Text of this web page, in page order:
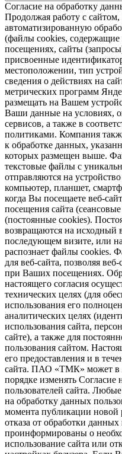
Согласие на обработку
Продолжая работу с сайтом,
автоматизированную
(файлы cookies,
посещениях, сайты
присвоенные
местоположении, тип
сведения о действиях на
метрических программ
размещать на Вашем
Ваши данные на условиях,
сервисов, а также в
политиками. Компания
к обработке данных,
которых размещен выше.
текстовые файлы с
отправляются на
компьютер, планшет,
когда Вы посещаете веб-
посещения сайта
(постоянные cookies).
возвращаются на исходный
последующем визите, или
распознает файлы cookies.
для веб-сайта, позволяя
при Ваших посещениях.
настоящего согласия
технических целях (для
использования его
аналитических целях
использования сайта,
сайте), а также для
пользования сайтом.
его предоставления и в
сайта. ПАО «ТМК» может в
порядке изменять Согласие
пользователей сайта.
на обработку данных
момента публикации новой
отказа от обработки
проинформированы о
использование сайта или